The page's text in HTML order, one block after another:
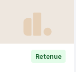
Retenue